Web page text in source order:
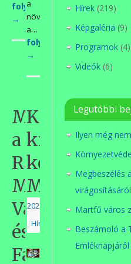
folytatás>>>
→
a
növénytársítások,
a…
folytatás>>>
→
Megérkezett
a
Ráday
Mihály
Város
és
Faluvédő
Képes
kiadvány
készült
Martfűről
2023.11.13.
|Hírek
Hírek (219)
Képgaléria (9)
Programok (4)
Videók (6)
Legutóbbi
Ilyen még
Megbeszélés
virágosításáról
Martfű város
Beszámoló a
Emléknapjáról